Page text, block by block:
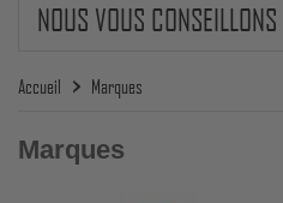
NOUS VOUS
Accueil Marques
Marques